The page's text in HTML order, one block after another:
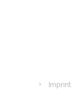
Imprint